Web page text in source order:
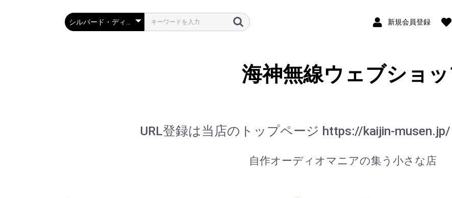
新規会員登録
海神無線ウェブショ
URL登録は当店のトップページ https://kaijin-
自作オーディオマニアの集う小さな店